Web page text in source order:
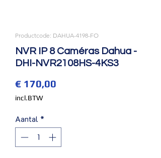
Productcode: DAHUA-4198-FO
NVR IP 8 Caméras Dahua -
DHI-NVR2108HS-4KS3
€ 170,00
incl.BTW
Aantal *